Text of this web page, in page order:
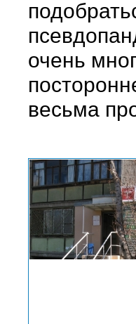
очень
весьма